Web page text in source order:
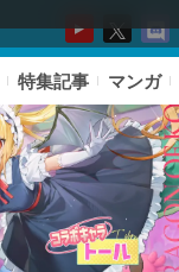
特集記事 マンガ